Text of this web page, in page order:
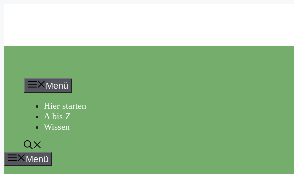
Menü
Hier starten
A bis Z
Wissen
Menü